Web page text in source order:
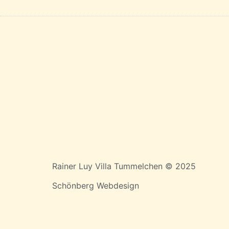
Rainer Luy Villa Tummelchen © 2025
Schönberg Webdesign